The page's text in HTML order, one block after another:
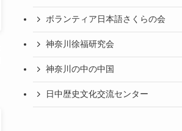
ボランティア日本語さくらの会
神奈川徐福研究会
神奈川の中の中国
日中歴史文化交流センター